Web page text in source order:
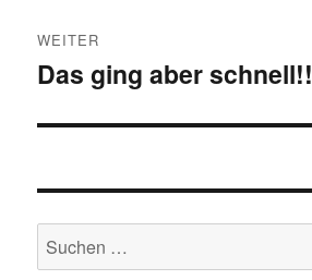
WEITER
Nächster
Das ging aber schnell!!
Suchen
nach: